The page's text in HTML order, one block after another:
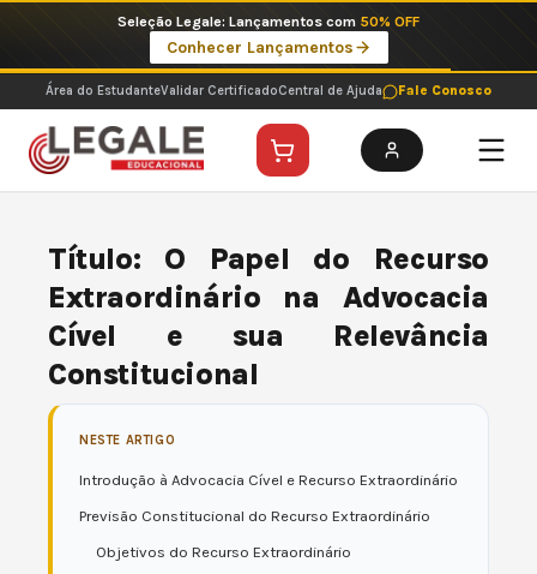
o
conteúdo
Seleção Legale: Lançamentos com 50% OFF
Conhecer Lançamentos
Área do EstudanteValidar CertificadoCentral de Ajuda Fale Conosco
Título: O Papel do Recurso
Extraordinário na Advocacia
Cível e sua Relevância
Constitucional
NESTE ARTIGO
Introdução à Advocacia Cível e Recurso Extraordinário
Previsão Constitucional do Recurso Extraordinário
Objetivos do Recurso Extraordinário